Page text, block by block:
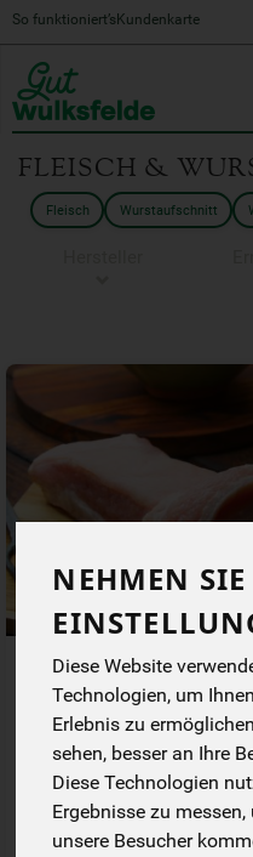
NEHMEN
Diese Website
Technologien, um
Erlebnis zu
sehen, besser an Ihre
Diese Technologien
Ergebnisse zu
unsere Besucher
So funktioniert’s Kundenkarte
FLEISCH &
Fleisch Wurstaufschnitt
Bauchfleisch im Stück
Wulksfelde ca 500 g
9,95 € *
19,90 € / kg, 1 Stück ca. 500g
Stück
Anzahl